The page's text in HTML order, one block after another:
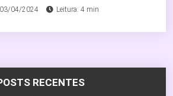
03/04/2024 Leitura: 4 min
RECENTES